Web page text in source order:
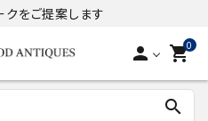
クをご提案します
person 0
shopping_cart
search